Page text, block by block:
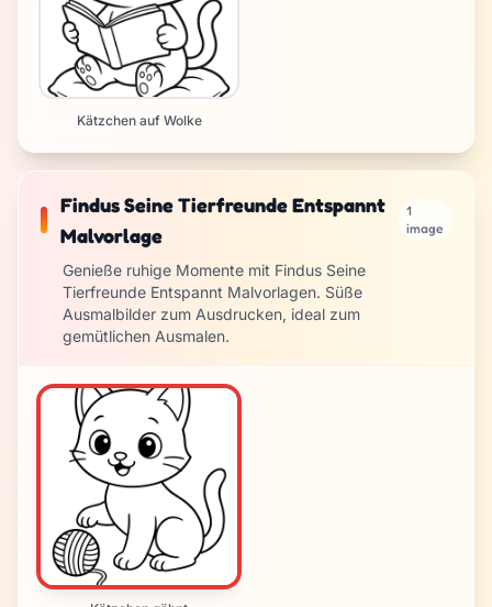
Kätzchen auf Wolke
Findus Seine Tierfreunde Entspannt
Malvorlage
1
image
Genieße ruhige Momente mit Findus Seine
Tierfreunde Entspannt Malvorlagen. Süße
Ausmalbilder zum Ausdrucken, ideal zum
gemütlichen Ausmalen.